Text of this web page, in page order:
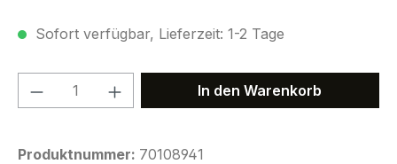
Sofort verfügbar, Lieferzeit: 1-2 Tage
Produkt Anzahl: Gib denIn den Warenkorb
Produktnummer: 70108941